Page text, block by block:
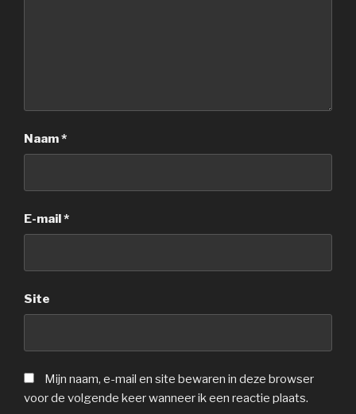
Naam*
E-mail*
Site
Mijn naam, e-mail en site bewaren in deze browser
voor de volgende keer wanneer ik een reactie plaats.